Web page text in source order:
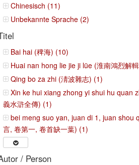
Chinesisch (11)
Unbekannte Sprache (2)
Bai hai (稗海) (10)
Huai nan hong lie jie ji lüe (淮南鴻烈解
Qing bo za zhi (淸波雜志) (1)
Xin ke hui xiang zhong yi shui hu quan
義水滸全傳) (1)
bei meng suo yan, juan di 1, juan shou
言, 卷第一, 卷首缺一葉) (1)
/ Person